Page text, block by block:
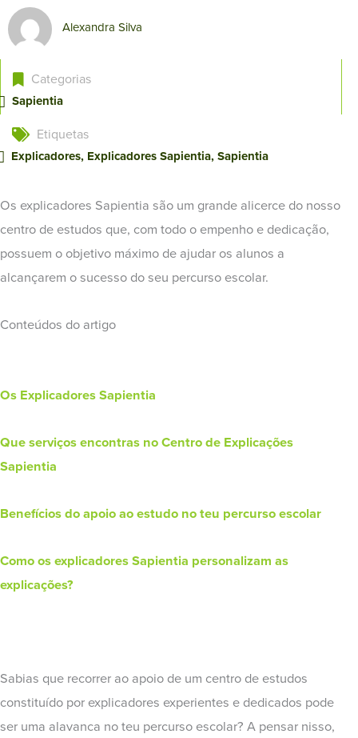
Alexandra Silva
Categorias
Sapientia
Etiquetas
Explicadores, Explicadores Sapientia,Sapientia
Os explicadores Sapientia são um grande alicerce do nosso
centro de estudos que, com todo o empenho e dedicação,
possuem o objetivo máximo de ajudar os alunos a
alcançarem o sucesso do seu percurso escolar.
Conteúdos do artigo
Os Explicadores Sapientia
Que serviços encontras no Centro de Explicações
Sapientia
Benefícios do apoio ao estudo no teu percurso escolar
Como os explicadores Sapientia personalizam as
explicações?
Sabias que recorrer ao apoio de um centro de estudos
constituído por explicadores experientes e dedicados pode
ser uma alavanca no teu percurso escolar? A pensar nisso,